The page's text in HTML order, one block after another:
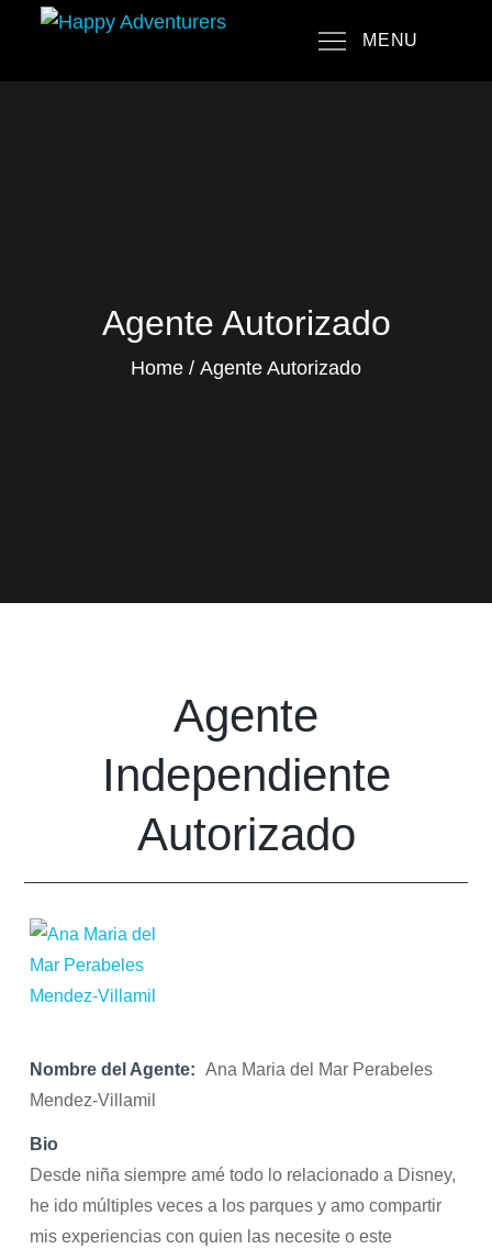
content
MENU
Agente Autorizado
Home Agente Autorizado
Agente
Independiente
Autorizado
Nombre del Agente: Ana Maria del Mar Perabeles
Mendez-Villamil
Bio
Desde niña siempre amé todo lo relacionado a Disney,
he ido múltiples veces a los parques y amo compartir
mis experiencias con quien las necesite o este